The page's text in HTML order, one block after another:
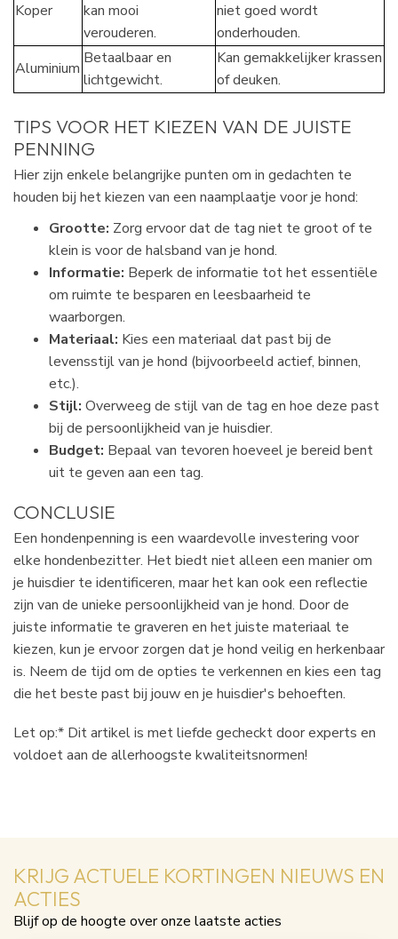
Koper
kan mooi
verouderen.
niet goed wordt
onderhouden.
Aluminium
Betaalbaar en
lichtgewicht.
Kan gemakkelijker krassen
of deuken.
TIPS VOOR HET KIEZEN VAN DE JUISTE
PENNING
Hier zijn enkele belangrijke punten om in gedachten te
houden bij het kiezen van een naamplaatje voor je hond:
Grootte: Zorg ervoor dat de tag niet te groot of te
klein is voor de halsband van je hond.
Informatie: Beperk de informatie tot het essentiële
om ruimte te besparen en leesbaarheid te
waarborgen.
Materiaal: Kies een materiaal dat past bij de
levensstijl van je hond (bijvoorbeeld actief, binnen,
etc.).
Stijl: Overweeg de stijl van de tag en hoe deze past
bij de persoonlijkheid van je huisdier.
Budget: Bepaal van tevoren hoeveel je bereid bent
uit te geven aan een tag.
CONCLUSIE
Een hondenpenning is een waardevolle investering voor
elke hondenbezitter. Het biedt niet alleen een manier om
je huisdier te identificeren, maar het kan ook een reflectie
zijn van de unieke persoonlijkheid van je hond. Door de
juiste informatie te graveren en het juiste materiaal te
kiezen, kun je ervoor zorgen dat je hond veilig en herkenbaar
is. Neem de tijd om de opties te verkennen en kies een tag
die het beste past bij jouw en je huisdier's behoeften.
Let op:* Dit artikel is met liefde gecheckt door experts en
voldoet aan de allerhoogste kwaliteitsnormen!
KRIJG ACTUELE KORTINGEN NIEUWS EN
ACTIES
Blijf op de hoogte over onze laatste acties